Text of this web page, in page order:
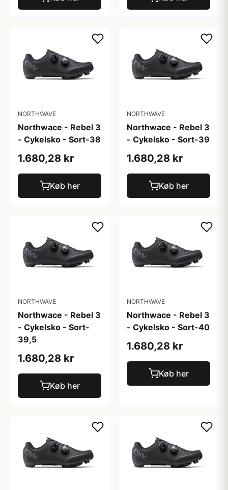
NORTHWAVE
Northwace - Rebel 3
- Cykelsko - Sort-38
1.680,28 kr
Køb her
NORTHWAVE
Northwace - Rebel 3
- Cykelsko - Sort-39
1.680,28 kr
Køb her
NORTHWAVE
Northwace - Rebel 3
- Cykelsko - Sort-
39,5
1.680,28 kr
Køb her
NORTHWAVE
Northwace - Rebel 3
- Cykelsko - Sort-40
1.680,28 kr
Køb her